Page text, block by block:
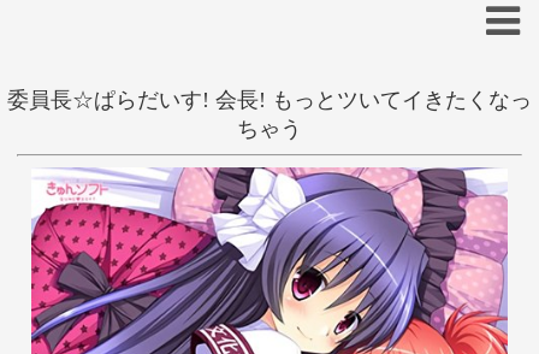
あ い う お
か き く け こ
さ し す せ そ
委員長☆ぱらだいす! 会長! もっとツいてイきたくなっ
ちゃう
抜きゲー 和姦
学生 たぢまよしかづ